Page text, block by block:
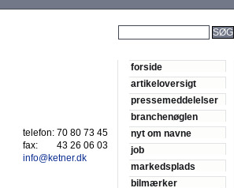
SØG
telefon: 70 80 73 45
fax:
43 26 06 03
info@ketner.dk
forside
artikeloversigt
pressemeddelelser
branchenøglen
nyt om navne
job
markedsplads
bilmærker